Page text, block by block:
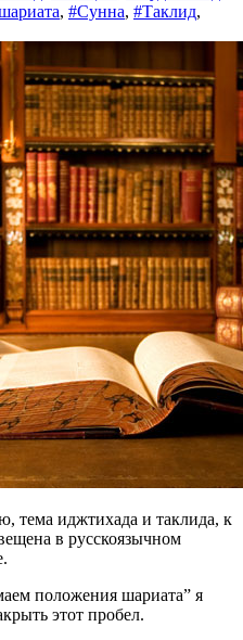
, #Сунна, #Таклид,
в русскоязычном
положения шариата” я
этот пробел.